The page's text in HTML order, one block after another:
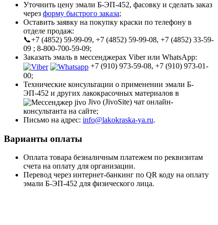
Уточнить цену эмали Б-ЭП-452, фасовку и сделать заказ
через форму быстрого заказа;
Оставить заявку на покупку краски по телефону в
отделе продаж:
📞+7 (4852) 59-99-09, +7 (4852) 59-99-08, +7 (4852) 33-59-
09 ; 8-800-700-59-09;
Заказать эмаль в мессенджерах Viber или WhatsApp:
+7 (910) 973-59-08, +7 (910) 973-01-
00;
Технические консультации о применении эмали Б-
ЭП-452 и других лакокрасочных материалов в
Jivo (JivoSite) чат онлайн-
консультанта на сайте;
Письмо на адрес: info@lakokraska-ya.ru.
Варианты оплаты
Оплата товара безналичным платежем по реквизитам
счета на оплату для организации.
Перевод через интернет-банкинг по QR коду на оплату
эмали Б-ЭП-452 для физического лица.